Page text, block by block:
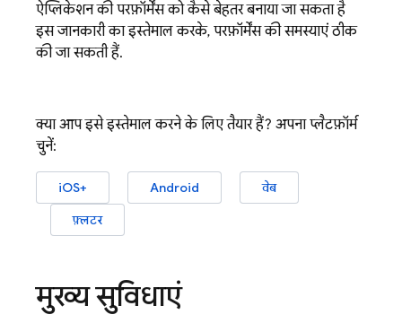
ऐप्लिकेशन की परफ़ॉर्मेंस को कैसे बेहतर बनाया जा सकता है
इस जानकारी का इस्तेमाल करके, परफ़ॉर्मेंस की समस्याएं ठीक
की जा सकती हैं.
क्या आप इसे इस्तेमाल करने के लिए तैयार हैं? अपना प्लैटफ़ॉर्म
चुनें:
iOS+ Android
वेब
फ़्लटर
मुख्य सुविधाएं